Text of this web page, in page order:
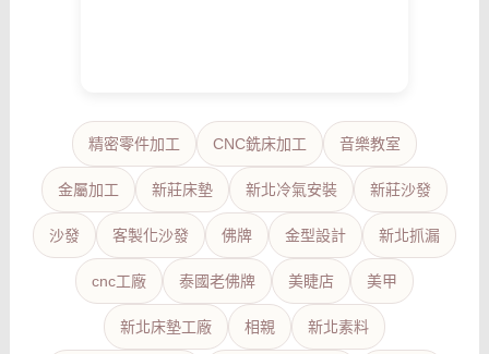
精密零件加工 CNC銑床加工 音樂教室
金屬加工 新莊床墊 新北冷氣安裝 新莊沙發
沙發 客製化沙發 佛牌 金型設計 新北抓漏
cnc工廠 泰國老佛牌 美睫店 美甲
新北床墊工廠 相親 新北素料